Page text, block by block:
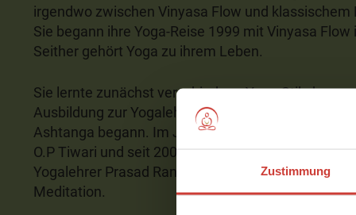
Zustimmung
irgendwo zwischen Vinyasa Flow und klassischem
Sie begann ihre Yoga-Reise 1999 mit Vinyasa
Seither gehört Yoga zu ihrem Leben.
Sie lernte zunächst verschiedene Yoga-Stile
Ausbildung zur Yogalehrerin am Centered Yoga
Ashtanga begann. Im Jahre 2011 folgte eine
O.P Tiwari und seit 2009 nimmt sie fortlaufend
Yogalehrer Prasad Rangnekar in klassischem
Meditation.